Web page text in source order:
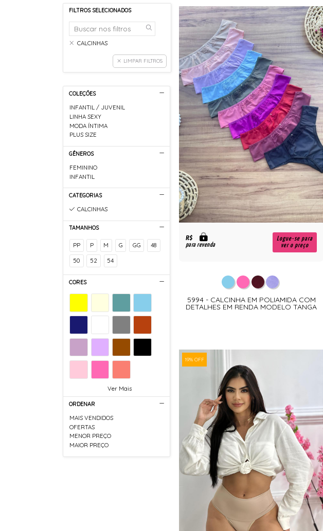
FILTROS SELECIONADOS
CALCINHAS
LIMPAR FILTROS
COLEÇÕES
INFANTIL / JUVENIL
LINHA SEXY
MODA ÍNTIMA
PLUS SIZE
GÊNEROS
FEMININO
INFANTIL
CATEGORIAS
CALCINHAS
TAMANHOS
PP P M G GG 48
50 52 54
CORES
Ver Mais
ORDENAR
MAIS VENDIDOS
OFERTAS
MENOR PREÇO
MAIOR PREÇO
R$
para revenda
Logue-se para
ver o preço
5994 - CALCINHA EM POLIAMIDA COM
DETALHES EM RENDA MODELO TANGA
19% OFF